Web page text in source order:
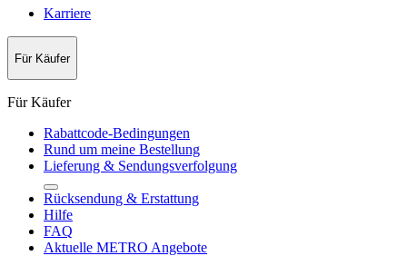
Karriere
Für Käufer
Für Käufer
Rabattcode-Bedingungen
Rund um meine Bestellung
Lieferung & Sendungsverfolgung
Rücksendung & Erstattung
Hilfe
FAQ
Aktuelle METRO Angebote